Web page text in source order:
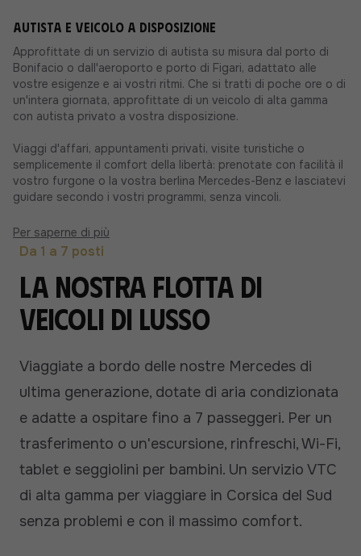
Autista e veicolo a disposizione
Approfittate di un servizio di autista su misura dal porto di
Bonifacio o dall'aeroporto e porto di Figari, adattato alle
vostre esigenze e ai vostri ritmi. Che si tratti di poche ore o di
un'intera giornata, approfittate di un veicolo di alta gamma
con autista privato a vostra disposizione.
Viaggi d'affari, appuntamenti privati, visite turistiche o
semplicemente il comfort della libertà: prenotate con facilità il
vostro furgone o la vostra berlina Mercedes-Benz e lasciatevi
guidare secondo i vostri programmi, senza vincoli.
Per saperne di più
Da 1 a 7 posti
La nostra flotta di
veicoli di lusso
Viaggiate a bordo delle nostre Mercedes di
ultima generazione, dotate di aria condizionata
e adatte a ospitare fino a 7 passeggeri. Per un
trasferimento o un'escursione, rinfreschi, Wi-Fi,
tablet e seggiolini per bambini. Un servizio VTC
di alta gamma per viaggiare in Corsica del Sud
senza problemi e con il massimo comfort.